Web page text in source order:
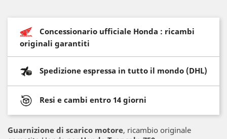
Concessionario ufficiale Honda : ricambi
originali garantiti
Spedizione espressa in tutto il mondo (DHL)
Resi e cambi entro 14 giorni
Guarnizione di scarico motore, ricambio originale